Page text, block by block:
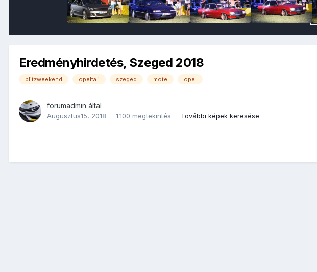
Eredményhirdetés, Szeged 2018
blitzweekend opeltali szeged mote opel
forumadmin által
Augusztus15, 2018 1.100 megtekintés További képek keresése